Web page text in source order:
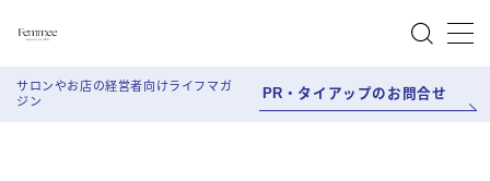
MENU
サロンやお店の経営者向けライフマガ
ジン
PR・タイアップのお問合せ